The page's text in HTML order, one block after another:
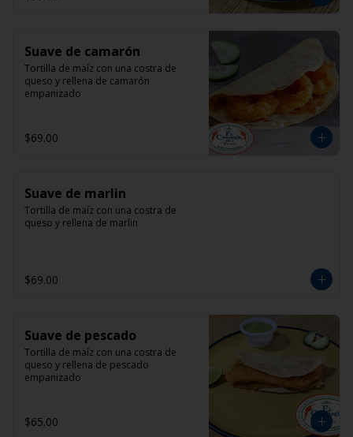
Suave de camarón
Tortilla de maíz con una costra de
queso y rellena de camarón
empanizado
$69.00
Suave de marlin
Tortilla de maíz con una costra de
queso y rellena de marlin
$69.00
Suave de pescado
Tortilla de maíz con una costra de
queso y rellena de pescado
empanizado
$65.00